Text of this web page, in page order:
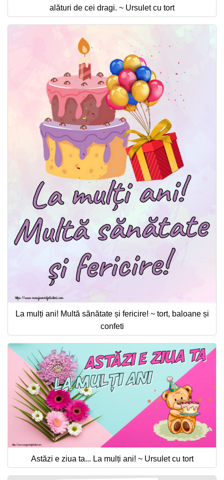
alături de cei dragi. ~ Ursulet cu tort
La mulți ani! Multă sănătate și fericire! ~ tort, baloane și
confeti
Astăzi e ziua ta... La mulți ani! ~ Ursulet cu tort